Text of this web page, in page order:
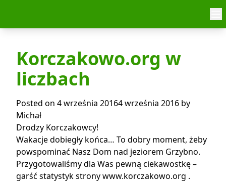
Korczakowo.org w
liczbach
Posted on 4 września 20164 września 2016 by
Michał
Drodzy Korczakowcy!
Wakacje dobiegły końca… To dobry moment, żeby
powspominać Nasz Dom nad jeziorem Grzybno.
Przygotowaliśmy dla Was pewną ciekawostkę –
garść statystyk strony www.korczakowo.org .